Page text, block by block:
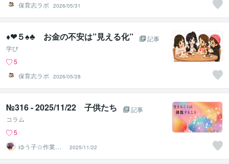
保育志ラボ
2026/05/31
♦︎❤︎５♠︎♣︎ お金の不安は”見える化”
記事
学び
5
保育志ラボ
2026/05/28
№316 - 2025/11/22 子供たち
記事
コラム
5
ゆう子☆作業療
法士＆ライフコ
ーチ
2025/11/22